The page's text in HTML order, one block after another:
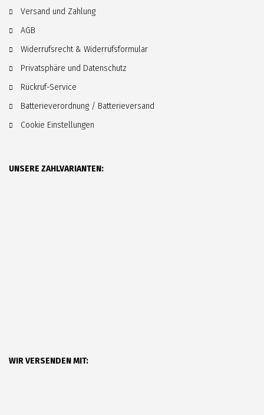
Versand und Zahlung
AGB
Widerrufsrecht & Widerrufsformular
Privatsphäre und Datenschutz
Rückruf-Service
Batterieverordnung / Batterieversand
Cookie Einstellungen
UNSERE ZAHLVARIANTEN:
WIR VERSENDEN MIT: